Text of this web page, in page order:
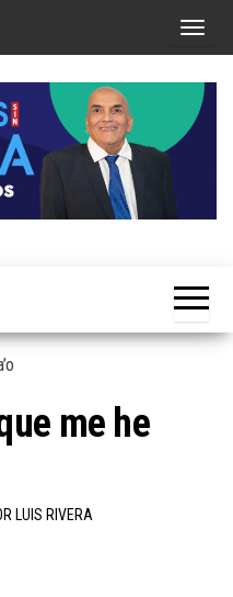
T
g
n
i
g
me he
LUIS RIVERA